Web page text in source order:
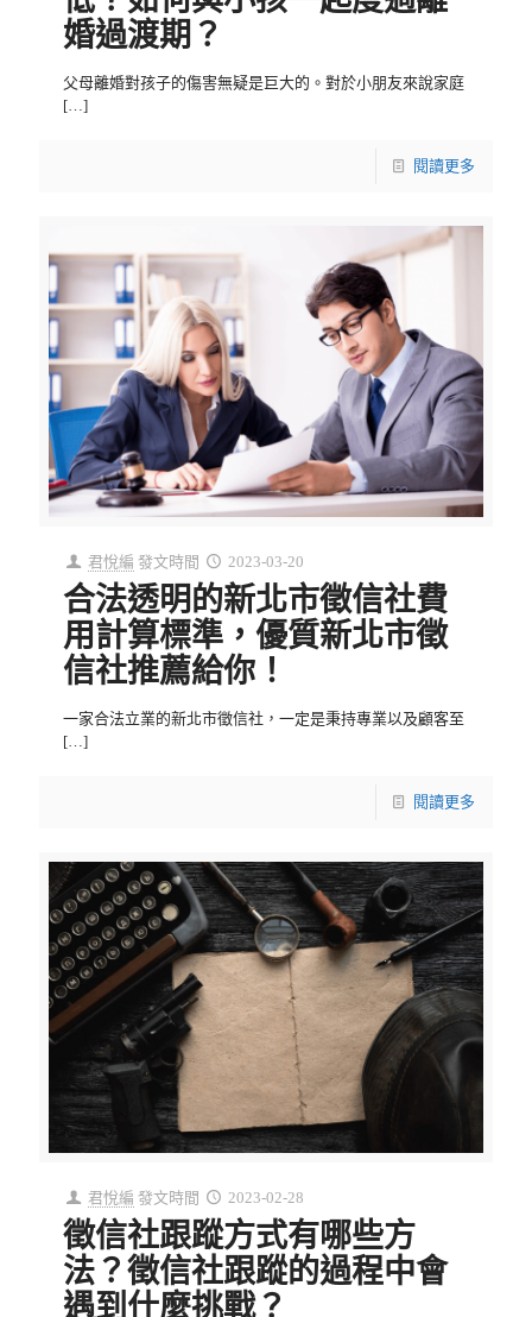
婚過渡期？
父母離婚對孩子的傷害無疑是巨大的。對於小朋友來說家庭
[…]
閱讀更多
君悅編 發文時間 2023-03-20
合法透明的新北市徵信社費
用計算標準，優質新北市徵
信社推薦給你！
一家合法立業的新北市徵信社，一定是秉持專業以及顧客至
[…]
閱讀更多
君悅編 發文時間 2023-02-28
徵信社跟蹤方式有哪些方
法？徵信社跟蹤的過程中會
遇到什麼挑戰？